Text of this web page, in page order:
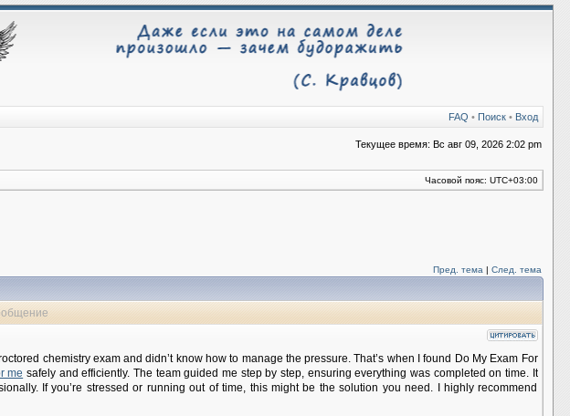
FAQ • Поиск• Вход
Текущее время: Вс авг 09, 2026 2:02 pm
Часовой пояс: UTC+03:00
Пред. тема | След. тема
chemistry exam and didn’t know how to manage the pressure. That’s when I found Do My Exam For
me safely and efficiently. The team guided me step by step, ensuring everything was completed on time. It
If you’re stressed or running out of time, this might be the solution you need. I highly recommend